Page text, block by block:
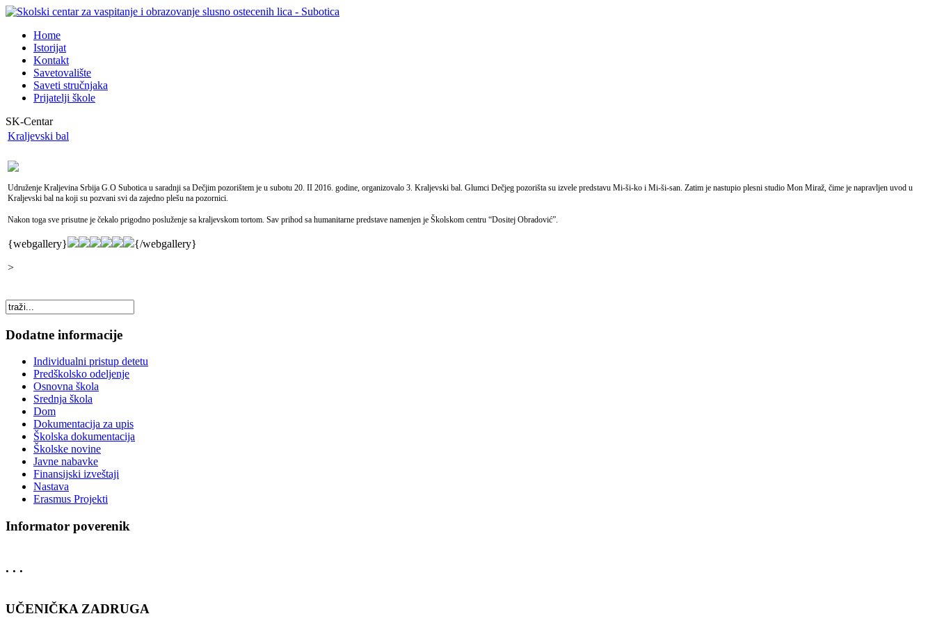
Home
Istorijat
Kontakt
Savetovalište
Saveti stručnjaka
Prijatelji škole
SK-Centar
Kraljevski bal
Udruženje Kraljevina Srbija G.O Subotica u saradnji sa Dečjim pozorištem je u subotu 20. II 2016. godine, organizovalo 3. Kraljevski bal. Glumci Dečjeg pozorišta su izvele predstavu Mi-ši-ko i Mi-ši-san. Zatim je nastupio plesni studio Mon Miraž, čime je napravljen uvod u
Kraljevski bal na koji su pozvani svi da zajedno plešu na pozornici.
Nakon toga sve prisutne je čekalo prigodno posluženje sa kraljevskom tortom. Sav prihod sa humanitarne predstave namenjen je Školskom centru “Dositej Obradović”.
{webgallery}
{/webgallery}
>
Dodatne informacije
Individualni pristup detetu
Predškolsko odeljenje
Osnovna škola
Srednja škola
Dom
Dokumentacija za upis
Školska dokumentacija
Školske novine
Javne nabavke
Finansijski izveštaji
Nastava
Erasmus Projekti
Informator poverenik
. . .
UČENIČKA ZADRUGA